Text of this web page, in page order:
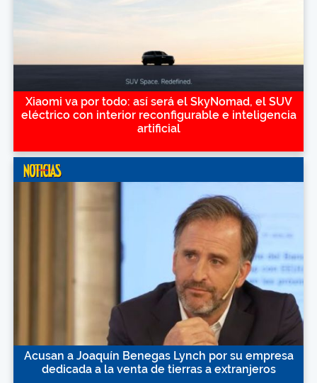
Xiaomi va por todo: así será el SkyNomad, el SUV
eléctrico con interior reconfigurable e inteligencia
artificial
Acusan a Joaquín Benegas Lynch por su empresa
dedicada a la venta de tierras a extranjeros